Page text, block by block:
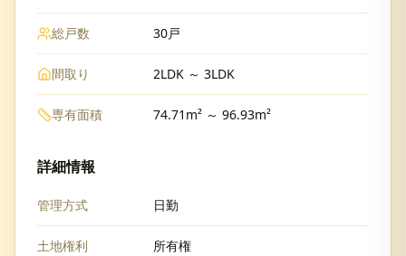
総戸数 30戸
間取り 2LDK ～ 3LDK
専有面積 74.71m² ～ 96.93m²
詳細情報
管理方式 日勤
土地権利 所有権